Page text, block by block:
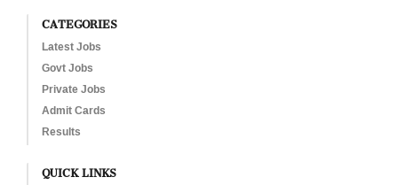
CATEGORIES
Latest Jobs
Govt Jobs
Private Jobs
Admit Cards
Results
QUICK LINKS